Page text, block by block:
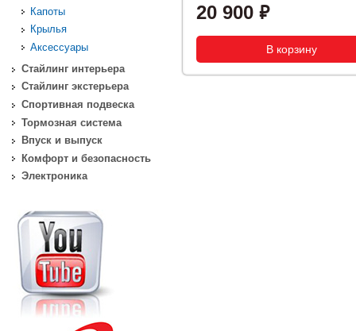
20 900
Капоты
Крылья
Аксессуары
Стайлинг интерьера
Стайлинг экстерьера
Спортивная подвеска
Тормозная система
Впуск и выпуск
Комфорт и безопасность
Электроника